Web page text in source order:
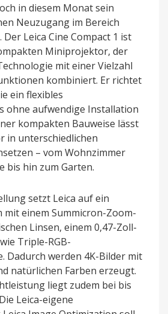
in diesem Monat sein
Neuzugang im Bereich
Leica Cine Compact 1 ist
Miniprojektor, der
mit einer Vielzahl
kombiniert. Er richtet
ein flexibles
ohne aufwendige Installation
kompakten Bauweise lässt
in unterschiedlichen
– vom Wohnzimmer
bis hin zum Garten.
setzt Leica auf ein
mit einem Summicron-Zoom-
Linsen, einem 0,47-Zoll-
Triple-RGB-
Dadurch werden 4K-Bilder mit
natürlichen Farben erzeugt.
liegt zudem bei bis
Leica-eigene